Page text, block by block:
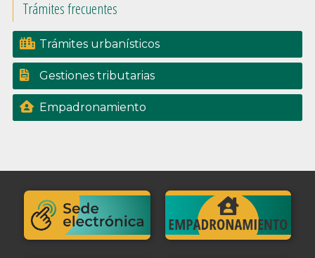
Trámites frecuentes
Trámites urbanísticos
Gestiones tributarias
Empadronamiento